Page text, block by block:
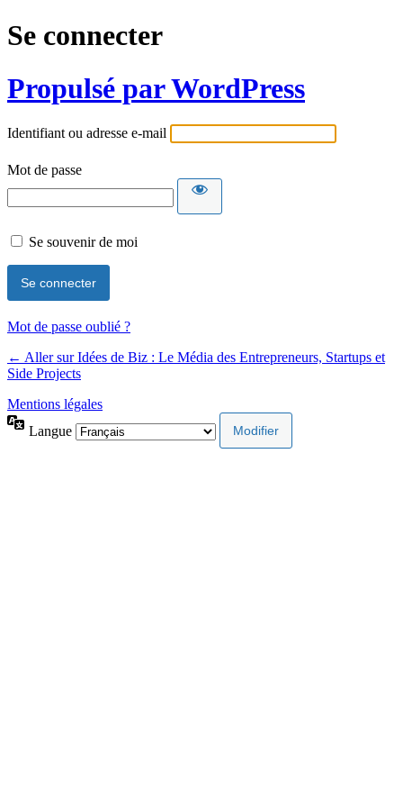
Se connecter
Propulsé par WordPress
Identifiant ou adresse e-mail
Mot de passe
Se souvenir de moi
Mot de passe oublié ?
← Aller sur Idées de Biz : Le Média des Entrepreneurs, Startups et
Side Projects
Mentions légales
Langue